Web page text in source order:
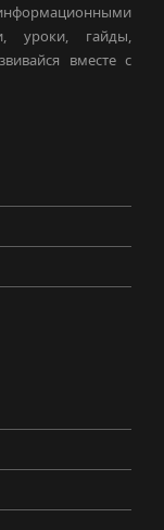
уроки, гайды,
вместе с